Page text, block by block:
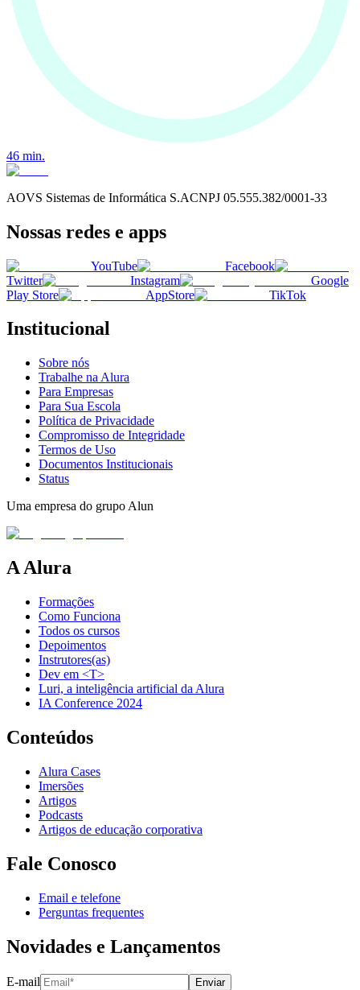
46 min.
AOVS Sistemas de Informática S.ACNPJ 05.555.382/0001-33
Nossas redes e apps
YouTube
Facebook
Twitter
Instagram
Google
Play Store
AppStore TikTok
Institucional
Sobre nós
Trabalhe na Alura
Para Empresas
Para Sua Escola
Política de Privacidade
Compromisso de Integridade
Termos de Uso
Documentos Institucionais
Status
Uma empresa do grupo Alun
A Alura
Formações
Como Funciona
Todos os cursos
Depoimentos
Instrutores(as)
Dev em <T>
Luri, a inteligência artificial da Alura
IA Conference 2024
Conteúdos
Alura Cases
Imersões
Artigos
Podcasts
Artigos de educação corporativa
Fale Conosco
Email e telefone
Perguntas frequentes
Novidades e Lançamentos
E-mail Enviar